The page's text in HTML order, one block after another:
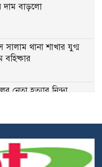
দাম বাড়লো
থানা শাখার যুগ্ম
নেতা হত্যার নিন্দা
চাকরিতে ডিগ্রির
দিতে চান কমলা